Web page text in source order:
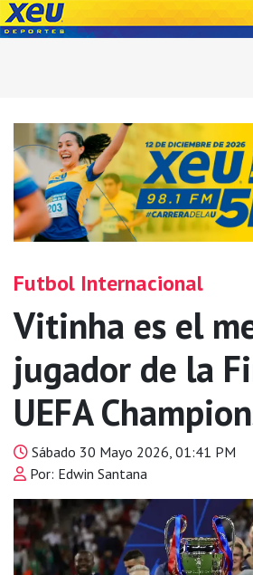
Futbol Internacional
Vitinha es el
jugador de la
UEFA
Sábado 30 Mayo 2026, 01:41 PM
Por: Edwin Santana